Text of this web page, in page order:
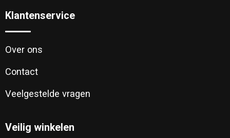
Klantenservice
Over ons
Contact
Veelgestelde vragen
Veilig winkelen